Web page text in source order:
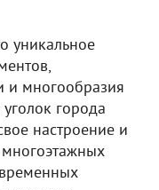
уникальное
и многообразия
города
настроение и